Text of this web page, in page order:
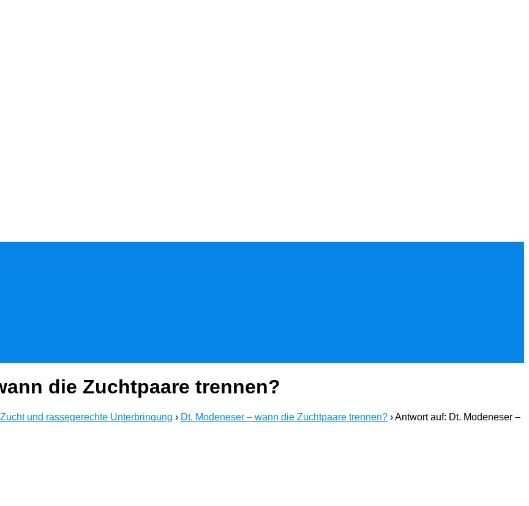
die Zuchtpaare trennen?
Zucht und rassegerechte Unterbringung › Dt. Modeneser – wann die Zuchtpaare trennen? ›Antwort auf: Dt. Modeneser –